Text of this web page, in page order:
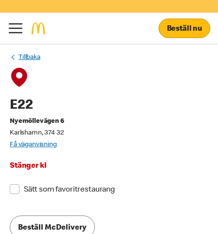
Beställ nu
Tillbaka
E22
Nyemöllevägen 6
Karlshamn, 374 32
Få väganvisning
Stänger kl
Sätt som favoritrestaurang
Beställ McDelivery